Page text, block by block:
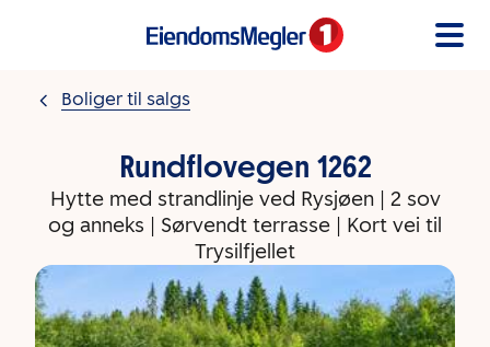
Boliger til salgs
Rundflovegen 1262
Hytte med strandlinje ved Rysjøen | 2 sov
og anneks | Sørvendt terrasse | Kort vei til
Trysilfjellet